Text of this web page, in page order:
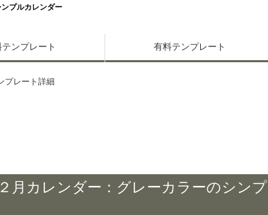
プルカレンダー
ンプレート 有料テンプレート
プレート詳細
月カレンダー：グレーカラーのシンプ